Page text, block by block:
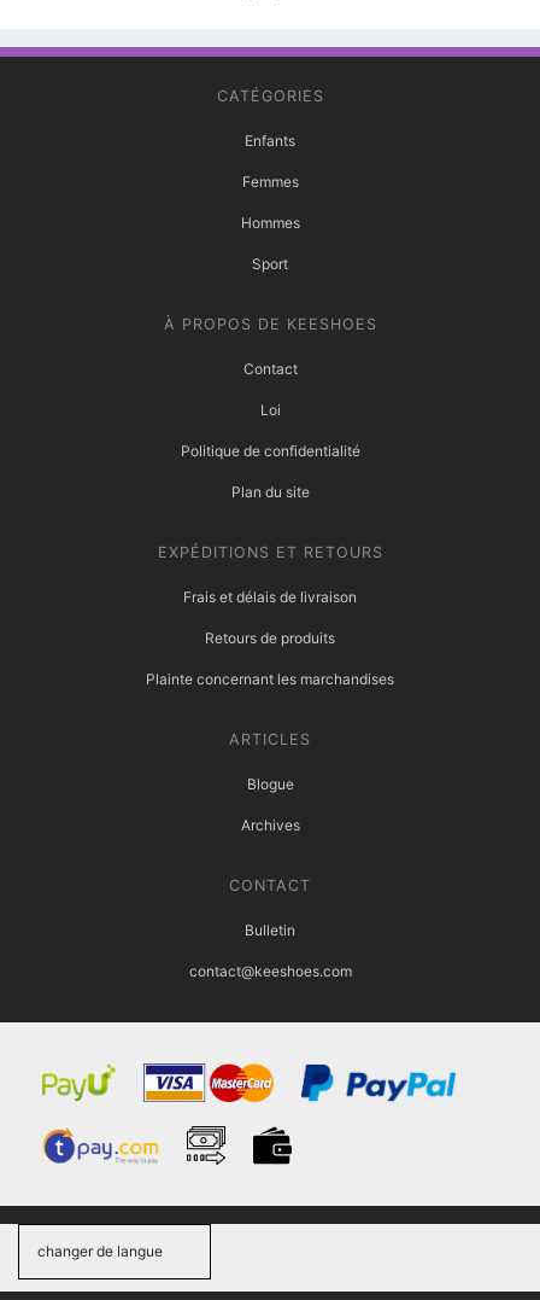
CATÉGORIES
Enfants
Femmes
Hommes
Sport
À PROPOS DE KEESHOES
Contact
Loi
Politique de confidentialité
Plan du site
EXPÉDITIONS ET RETOURS
Frais et délais de livraison
Retours de produits
Plainte concernant les marchandises
ARTICLES
Blogue
Archives
CONTACT
Bulletin
contact@keeshoes.com
changer de langue